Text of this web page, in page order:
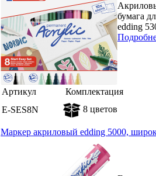
бумага
edding
Артикул Комплектация
E-SES8N
8 цветов
Маркер акриловый edding 5000,